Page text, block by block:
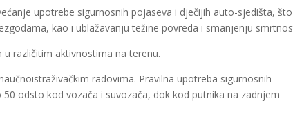
upotrebe sigurnosnih pojaseva i dječijih auto-sjedišta,
kao i ublažavanju težine povreda i smanjenju
različitim aktivnostima na terenu.
radovima. Pravilna upotreba sigurnosnih
odsto kod vozača i suvozača, dok kod putnika na zadnjem